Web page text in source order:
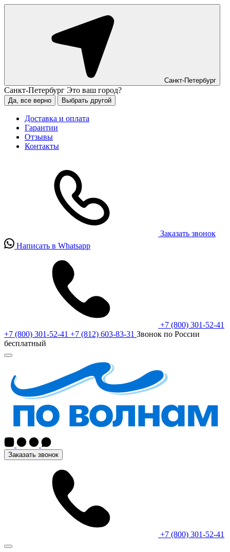
Санкт-Петербург
Санкт-Петербург Это ваш город?
Да, все верно Выбрать другой
Доставка и оплата
Гарантии
Отзывы
Контакты
Заказать звонок
Написать в Whatsapp
+7 (800) 301-52-41
+7 (800) 301-52-41 +7 (812) 603-83-31 Звонок по России
бесплатный
Заказать звонок
+7 (800) 301-52-41